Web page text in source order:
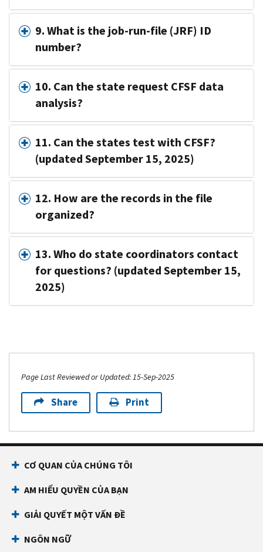
9. What is the job-run-file (JRF) ID
number?
10. Can the state request CFSF data
analysis?
11. Can the states test with CFSF?
(updated September 15, 2025)
12. How are the records in the file
organized?
13. Who do state coordinators contact
for questions? (updated September 15,
2025)
Page Last Reviewed or Updated: 15-Sep-2025
Share Print
CƠ QUAN CỦA CHÚNG TÔI
AM HIỂU QUYỀN CỦA BẠN
GIẢI QUYẾT MỘT VẤN ĐỀ
NGÔN NGỮ